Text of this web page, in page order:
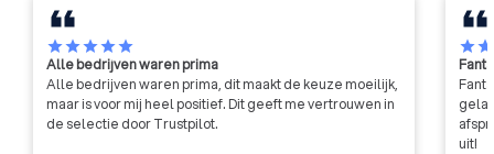
ben je verplicht minstens één betalingsherinnering te sturen
voordat je overgaat tot het incassoproces.
starstarstarstarstar
Alle bedrijven waren prima
Alle bedrijven waren prima, dit maakt de keuze moeilijk,
maar is voor mij heel positief. Dit geeft me vertrouwen in
de selectie door Trustpilot.
starstar
uit!